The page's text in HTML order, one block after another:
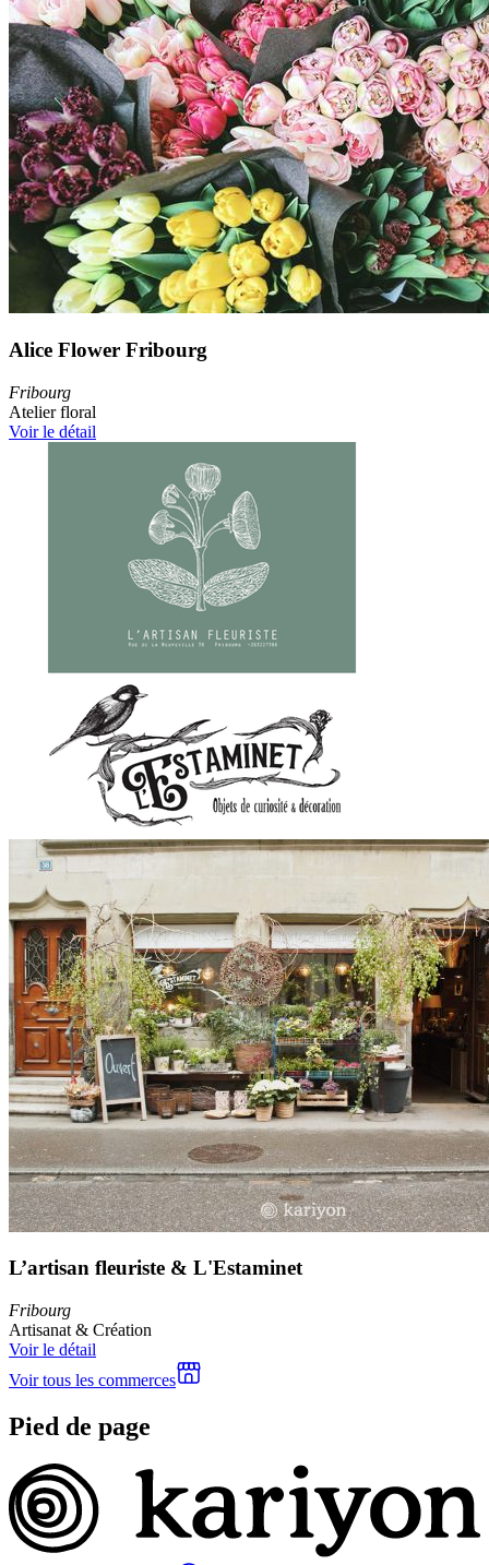
Alice Flower Fribourg
Fribourg
Atelier floral
Voir le détail
L’artisan fleuriste & L'Estaminet
Fribourg
Artisanat & Création
Voir le détail
Voir tous les commerces
Pied de page